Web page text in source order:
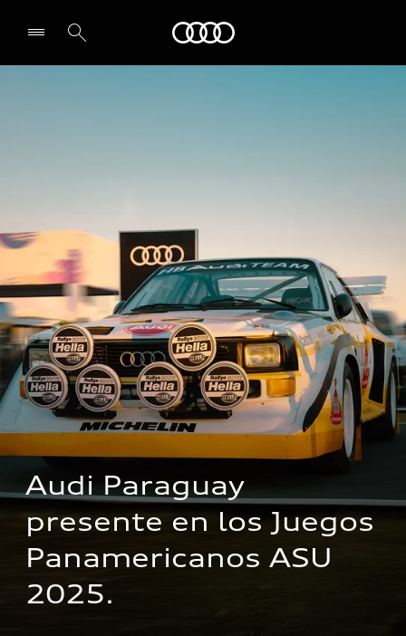
Audi Paraguay
presente en los Juegos
Panamericanos ASU
2025.